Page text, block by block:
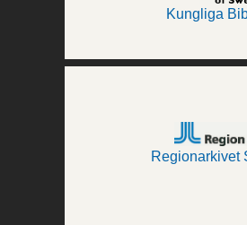
Kungliga
Regionarkivet